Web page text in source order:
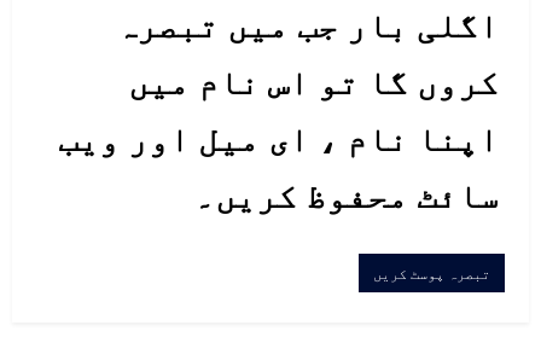
اگلی بار جب میں تبصرہ
کروں گا تو اس نام میں
اپنا نام ، ای میل اور ویب
سائٹ محفوظ کریں۔